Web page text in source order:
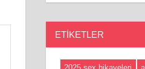
ETIKETLER